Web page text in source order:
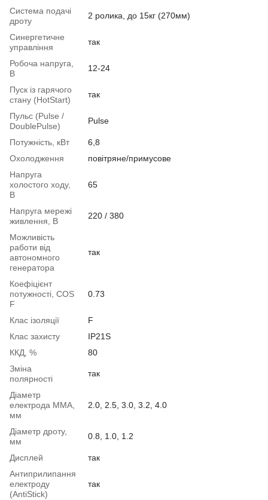
Система подачі
дроту
2 ролика, до 15кг (270мм)
Синергетичне
управління
так
Робоча напруга,
В
12-24
Пуск із гарячого
стану (HotStart)
так
Пульс (Pulse /
DoublePulse)
Pulse
Потужність, кВт
6,8
Охолодження
повітряне/примусове
Напруга
холостого ходу,
В
65
Напруга мережі
живлення, В
220 / 380
Можливість
работи від
автономного
генератора
так
Коефіцієнт
потужності, COS
F
0.73
Клас ізоляції
F
Клас захисту
IP21S
ККД, %
80
Зміна
полярності
так
Діаметр
електрода ММА,
мм
2.0, 2.5, 3.0, 3.2, 4.0
Діаметр дроту,
мм
0.8, 1.0, 1.2
Дисплей
так
Антиприлипання
електроду
(AntiStick)
так